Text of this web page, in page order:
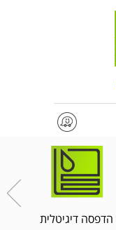
הדפסה דיגיטלית